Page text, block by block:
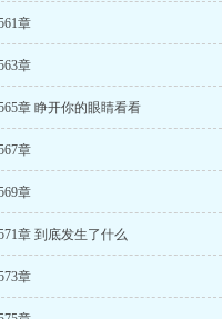
章
章
章 睁开你的眼睛看看
章
章
章 到底发生了什么
章